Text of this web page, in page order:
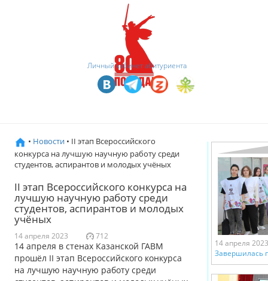
Личный кабинет абитуриента
• Новости • II этап Всероссийского
конкурса на лучшую научную работу среди
студентов, аспирантов и молодых учёных
II этап Всероссийского конкурса на
лучшую научную работу среди
студентов, аспирантов и молодых
учёных
14 апреля 2023 712
14 апреля в стенах Казанской ГАВМ
прошёл II этап Всероссийского конкурса
на лучшую научную работу среди
14 апреля 2023
Завершилась